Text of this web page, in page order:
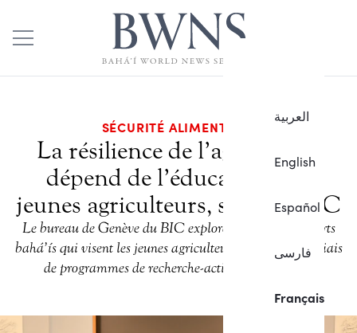
العربية
English
Español
فارسی
Français
SÉCURITÉ ALIMENTAIRE
La résilience de l’agriculture
dépend de l’éducation des
jeunes agriculteurs, selon le BIC
Le bureau de Genève du BIC explore la vision des efforts
bahá’ís qui visent les jeunes agriculteurs ruraux par le biais
de programmes de recherche-action participatifs.